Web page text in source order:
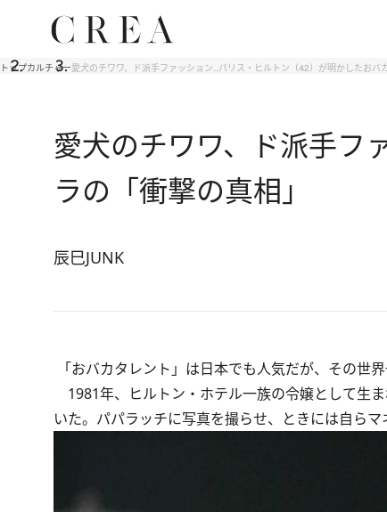
トップカルチャー愛犬のチワワ、ド派手ファッション…パリス・ヒルトン（42）が明かしたおバ
愛犬のチワワ、ド派手フ
ラの「衝撃の真相」
辰巳JUNK
「おバカタレント」は日本でも人気だが、その世
1981年、ヒルトン・ホテル一族の令嬢として生
いた。パパラッチに写真を撮らせ、ときには自ら